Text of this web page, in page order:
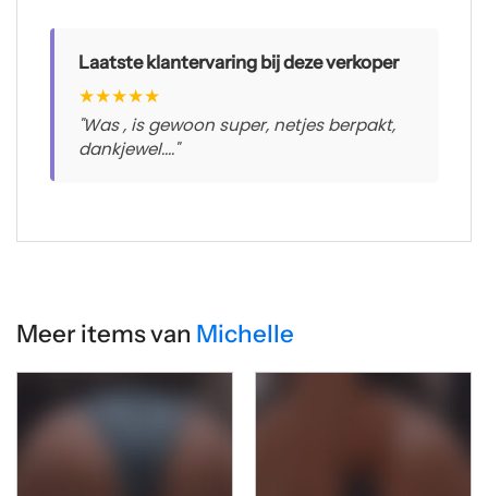
Laatste klantervaring bij deze verkoper
★★★★★
"Was , is gewoon super, netjes berpakt,
dankjewel...."
Meer items van Michelle